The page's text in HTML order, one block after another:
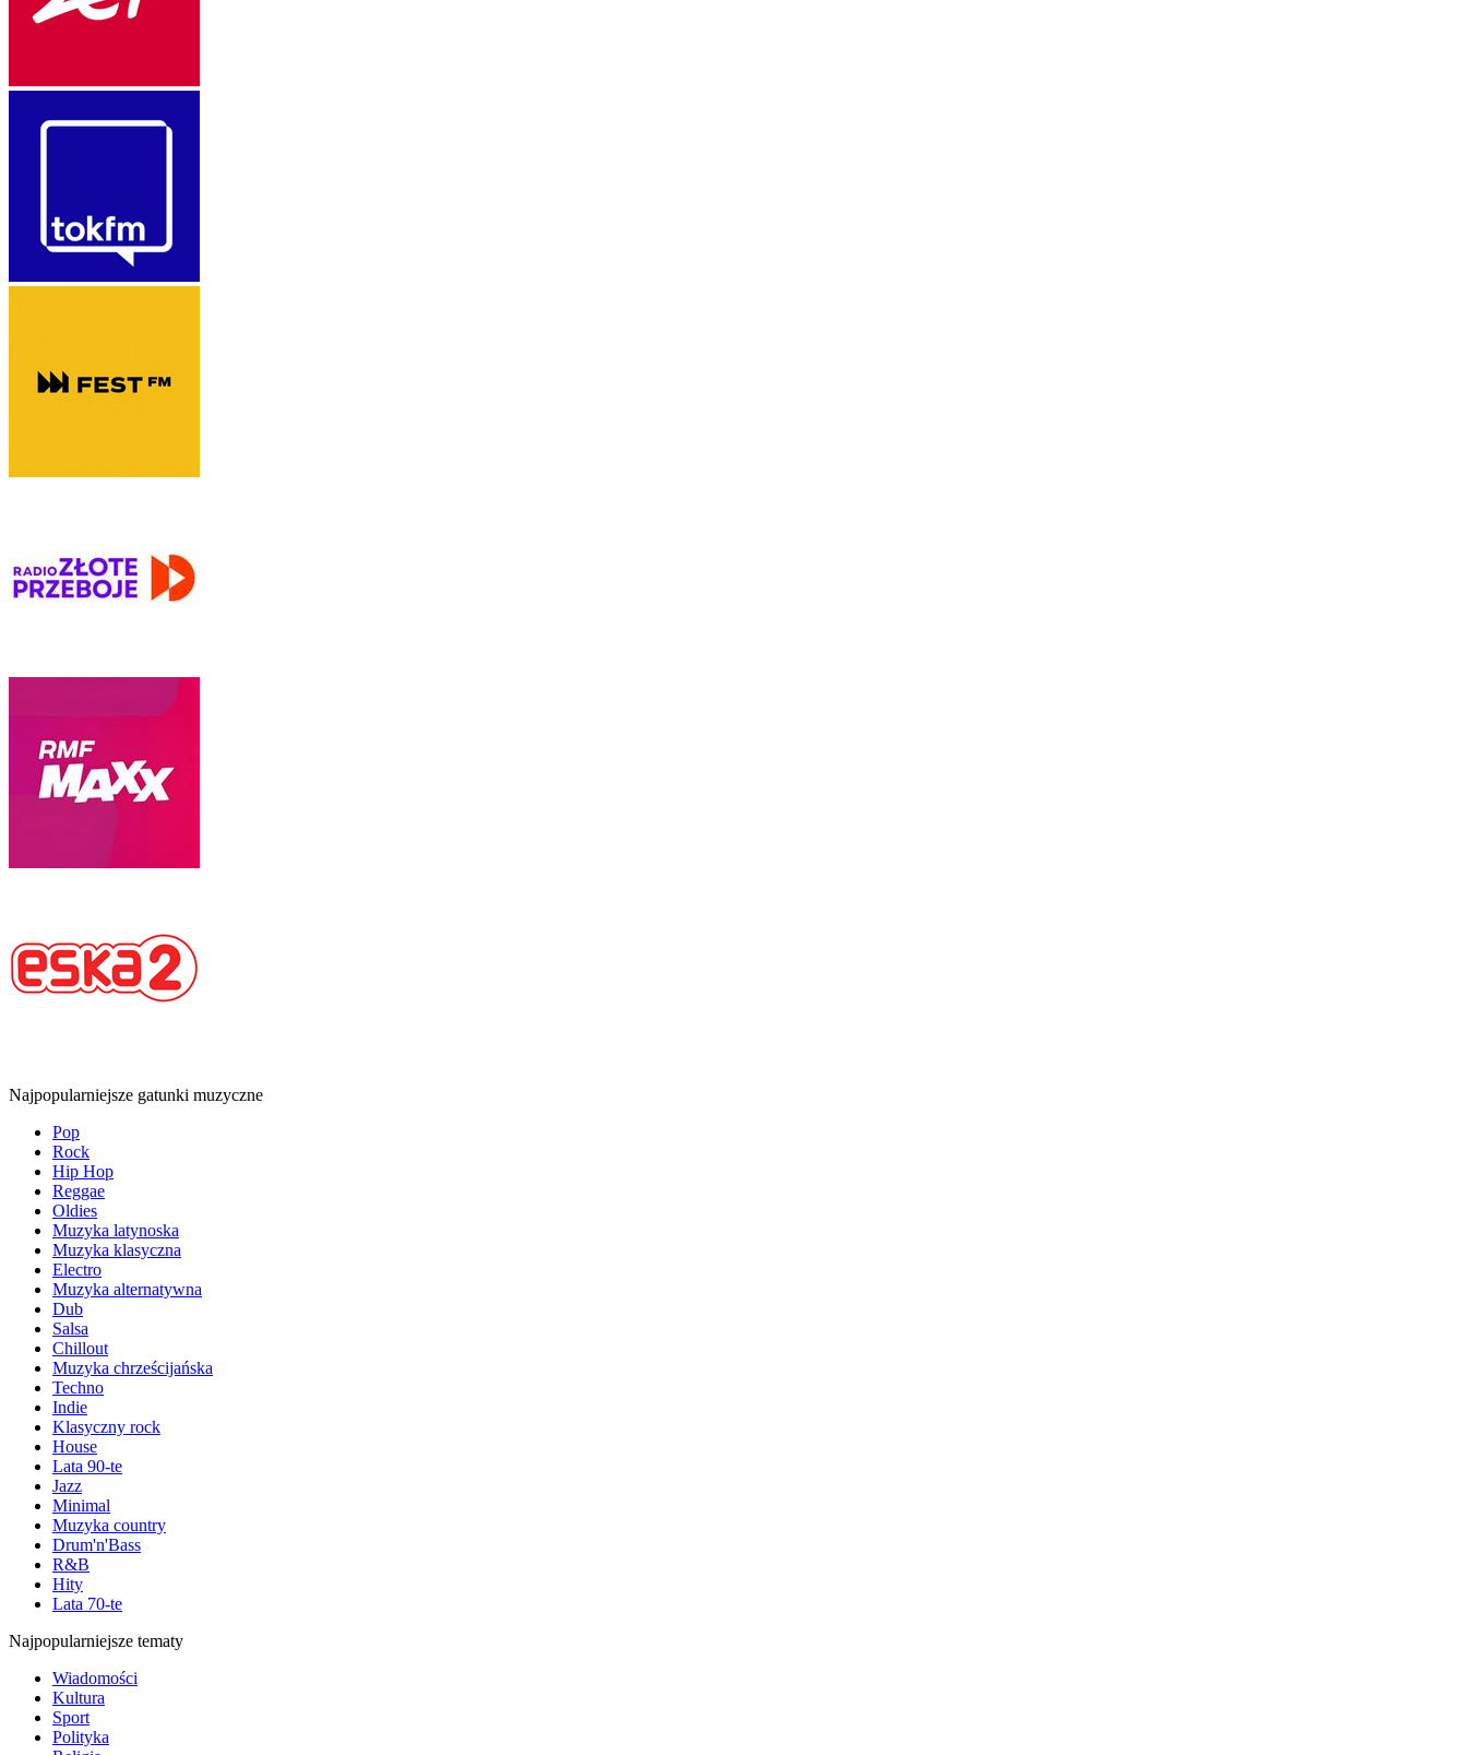
Najpopularniejsze gatunki muzyczne
Pop
Rock
Hip Hop
Reggae
Oldies
Muzyka latynoska
Muzyka klasyczna
Electro
Muzyka alternatywna
Dub
Salsa
Chillout
Muzyka chrześcijańska
Techno
Indie
Klasyczny rock
House
Lata 90-te
Jazz
Minimal
Muzyka country
Drum'n'Bass
R&B
Hity
Lata 70-te
Najpopularniejsze tematy
Wiadomości
Kultura
Sport
Polityka